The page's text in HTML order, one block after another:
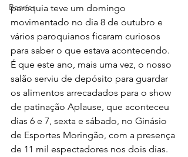
Banner
paróquia teve um domingo
movimentado no dia 8 de outubro e
vários paroquianos ficaram curiosos
para saber o que estava acontecendo.
É que este ano, mais uma vez, o nosso
salão serviu de depósito para guardar
os alimentos arrecadados para o show
de patinação Aplause, que aconteceu
dias 6 e 7, sexta e sábado, no Ginásio
de Esportes Moringão, com a presença
de 11 mil espectadores nos dois dias.